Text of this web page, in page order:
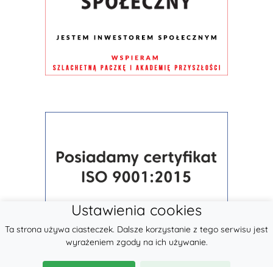
Ustawienia cookies
Ta strona używa ciasteczek. Dalsze korzystanie z tego serwisu jest
wyrażeniem zgody na ich używanie.